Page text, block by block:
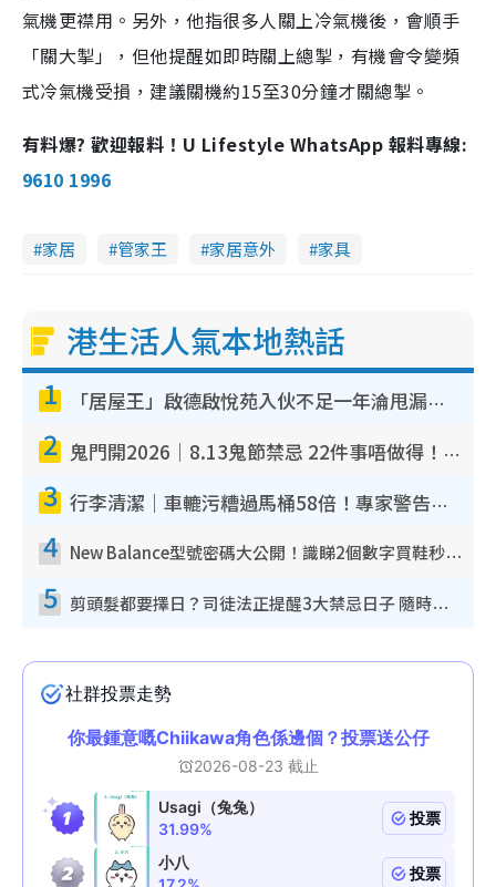
氣機更襟用。另外，他指很多人關上冷氣機後，會順手
「關大掣」，但他提醒如即時關上總掣，有機會令變頻
式冷氣機受損，建議關機約15至30分鐘才關總掣。
有料爆? 歡迎報料！U Lifestyle WhatsApp 報料專線:
9610 1996
家居 管家王 家居意外 家具
港生活人氣本地熱話
1 「居屋王」啟德啟悅苑入伙不足一年淪甩漏之王！插頭噴火花致大停電 多戶業主全屋家電報銷
2 鬼門開2026｜8.13鬼節禁忌 22件事唔做得！燒肉、刺身要少食？半夜勿吹口哨/打呢個電話
3 行李清潔｜車轆污糟過馬桶58倍！專家警告忌用酒精抹 教1招免污手除菌
4 New Balance型號密碼大公開！識睇2個數字買鞋秒知功能免中伏 附5大熱門鞋款
5 剪頭髮都要擇日？司徒法正提醒3大禁忌日子 隨時剪走財運！呢日剪髮恐「剪壽命」？